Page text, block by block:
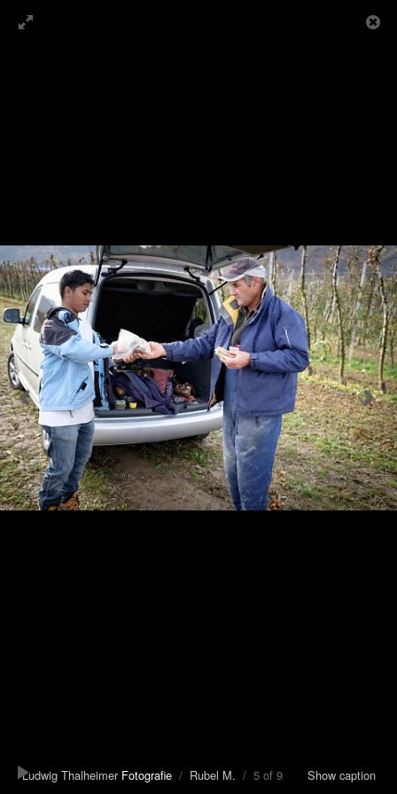
Ludwig Thalheimer Fotografie/ Rubel M. / 5 of 9 Show caption